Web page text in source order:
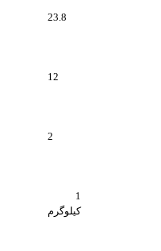
23.8
12
2
1
کیلوگرم